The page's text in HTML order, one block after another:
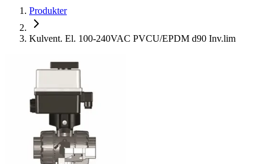
Produkter
Kulvent. El. 100-240VAC PVCU/EPDM d90 Inv.lim